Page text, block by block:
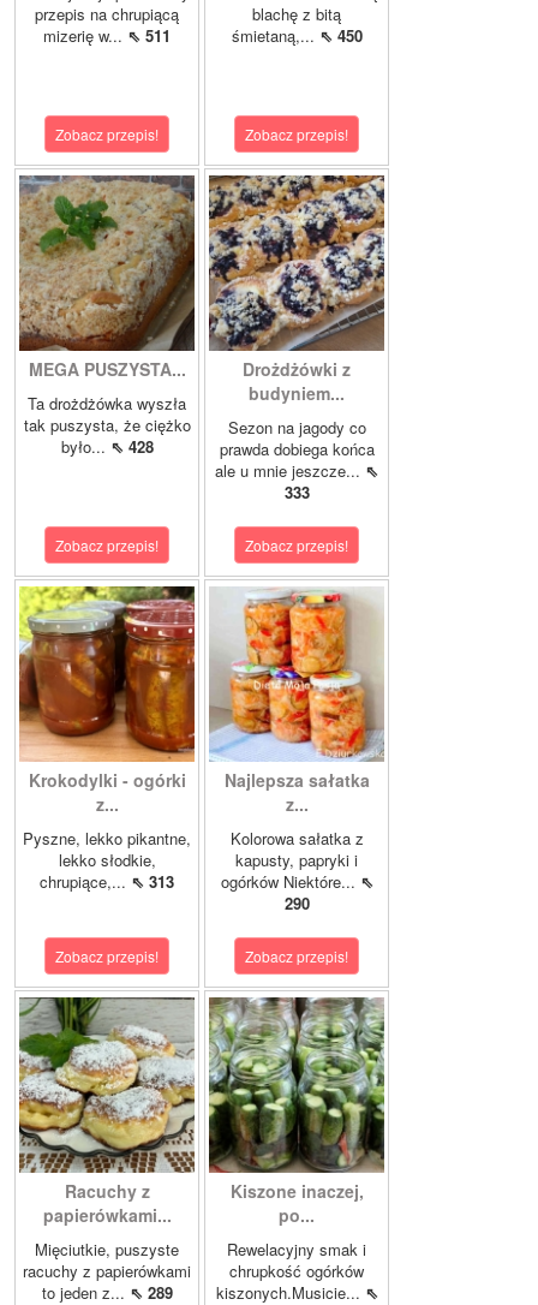
przepis na chrupiącą
mizerię w... ⇖ 511
Zobacz przepis!
blachę z bitą
śmietaną,... ⇖ 450
Zobacz przepis!
MEGA PUSZYSTA...
Ta drożdżówka wyszła
tak puszysta, że ciężko
było... ⇖ 428
Zobacz przepis!
Drożdżówki z
budyniem...
Sezon na jagody co
prawda dobiega końca
ale u mnie jeszcze... ⇖
333
Zobacz przepis!
Krokodylki - ogórki
z...
Pyszne, lekko pikantne,
lekko słodkie,
chrupiące,... ⇖ 313
Zobacz przepis!
Najlepsza sałatka
z...
Kolorowa sałatka z
kapusty, papryki i
ogórków Niektóre... ⇖
290
Zobacz przepis!
Racuchy z
papierówkami...
Mięciutkie, puszyste
racuchy z papierówkami
to jeden z... ⇖ 289
Kiszone inaczej,
po...
Rewelacyjny smak i
chrupkość ogórków
kiszonych.Musicie... ⇖